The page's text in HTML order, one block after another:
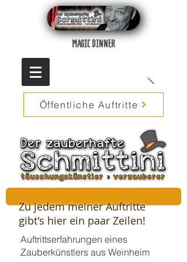
MAGIC DINNER
Öffentliche Auftritte
Zu jedem meiner Auftritte
gibt's hier ein paar Zeilen!
Auftrittserfahrungen eines
Zauberkünstlers aus Weinheim